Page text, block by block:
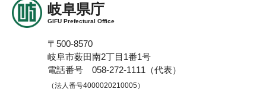
岐阜県庁
GIFU Prefectural Office
〒500-8570
岐阜市薮田南2丁目1番1号
電話番号 058-272-1111（代表）
（法人番号4000020210005）